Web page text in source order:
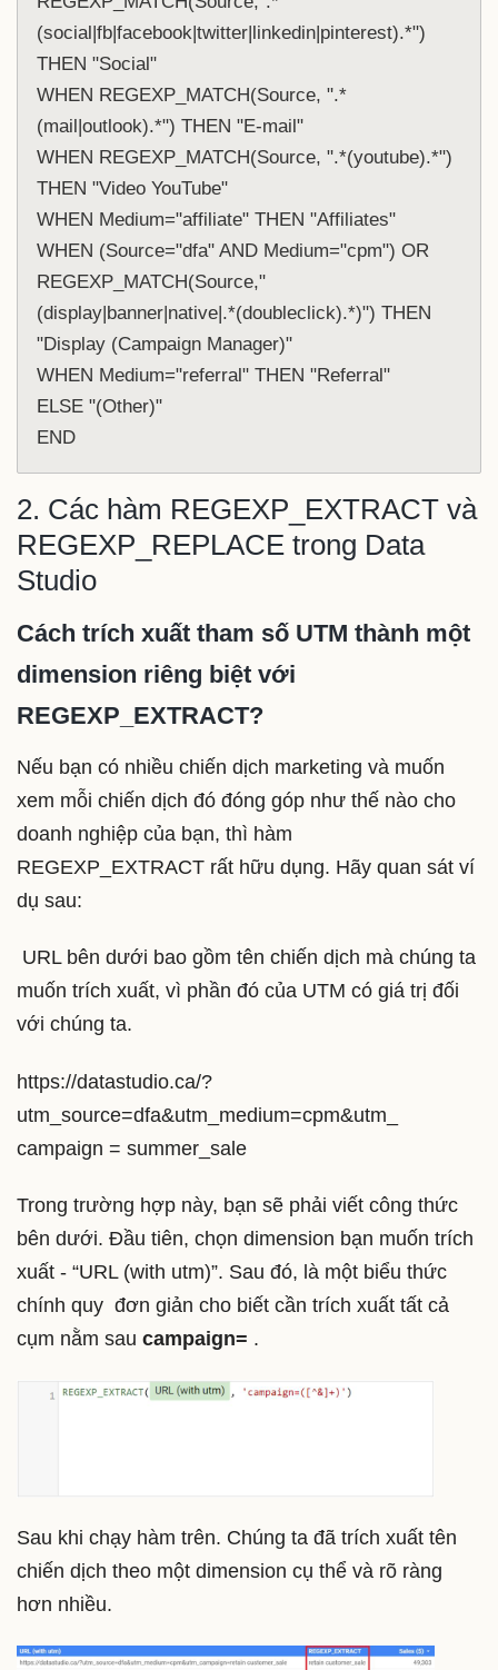
(social|fb|facebook|twitter|linkedin|pinterest).*")
THEN "Social"
WHEN REGEXP_MATCH(Source, ".*
(mail|outlook).*") THEN "E-mail"
WHEN REGEXP_MATCH(Source, ".*(youtube).*")
THEN "Video YouTube"
WHEN Medium="affiliate" THEN "Affiliates"
WHEN (Source="dfa" AND Medium="cpm") OR
REGEXP_MATCH(Source,"
(display|banner|native|.*(doubleclick).*)") THEN
"Display (Campaign Manager)"
WHEN Medium="referral" THEN "Referral"
ELSE "(Other)"
END
2. Các hàm REGEXP_EXTRACT và
REGEXP_REPLACE trong Data
Studio
Cách trích xuất tham số UTM thành một
dimension riêng biệt với
REGEXP_EXTRACT?
Nếu bạn có nhiều chiến dịch marketing và muốn
xem mỗi chiến dịch đó đóng góp như thế nào cho
doanh nghiệp của bạn, thì hàm
REGEXP_EXTRACT rất hữu dụng. Hãy quan sát ví
dụ sau:
URL bên dưới bao gồm tên chiến dịch mà chúng ta
muốn trích xuất, vì phần đó của UTM có giá trị đối
với chúng ta.
https://datastudio.ca/?
utm_source=dfa&utm_medium=cpm&utm_
campaign = summer_sale
Trong trường hợp này, bạn sẽ phải viết công thức
bên dưới. Đầu tiên, chọn dimension bạn muốn trích
xuất - “URL (with utm)”. Sau đó, là một biểu thức
chính quy đơn giản cho biết cần trích xuất tất cả
cụm nằm sau campaign= .
Sau khi chạy hàm trên. Chúng ta đã trích xuất tên
chiến dịch theo một dimension cụ thể và rõ ràng
hơn nhiều.